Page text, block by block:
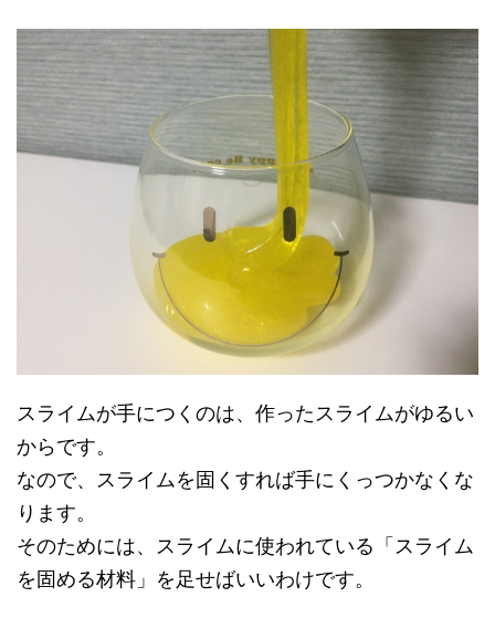
スライムが手につくのは、作ったスライムがゆるい
からです。
なので、スライムを固くすれば手にくっつかなくな
ります。
そのためには、スライムに使われている「スライム
を固める材料」を足せばいいわけです。